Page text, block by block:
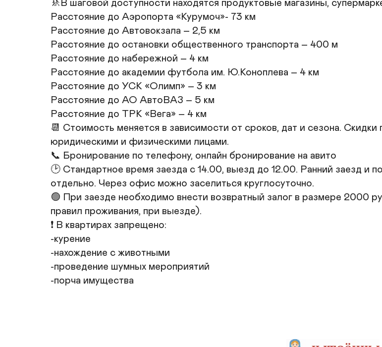
🚸В шаговой доступности находятся продуктовые магазины,
Расстояние до Аэропорта «Курумоч»- 73 км
Расстояние до Автовокзала – 2,5 км
Расстояние до остановки общественного транспорта – 400 м
Расстояние до набережной – 4 км
Расстояние до академии футбола им. Ю.Коноплева – 4 км
Расстояние до УСК «Олимп» – 3 км
Расстояние до АО АвтоВАЗ – 5 км
Расстояние до ТРК «Вега» – 4 км
📆 Стоимость меняется в зависимости от сроков, дат и сезона.
юридическими и физическими лицами.
📞 Бронирование по телефону, онлайн бронирование на авито
🕑 Стандартное время заезда с 14.00, выезд до 12.00. Ранний заезд и
отдельно. Через офис можно заселиться круглосуточно.
🟢 При заезде необходимо внести возвратный залог в размере 2000
правил проживания, при выезде).
❗️ В квартирах запрещено:
-курение
-нахождение с животными
-проведение шумных мероприятий
-порча имущества